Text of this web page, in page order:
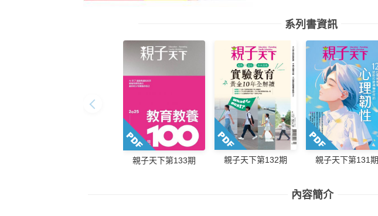
系列書資訊
親子天下第133期 親子天下第132期 親子天下第131期
內容簡介